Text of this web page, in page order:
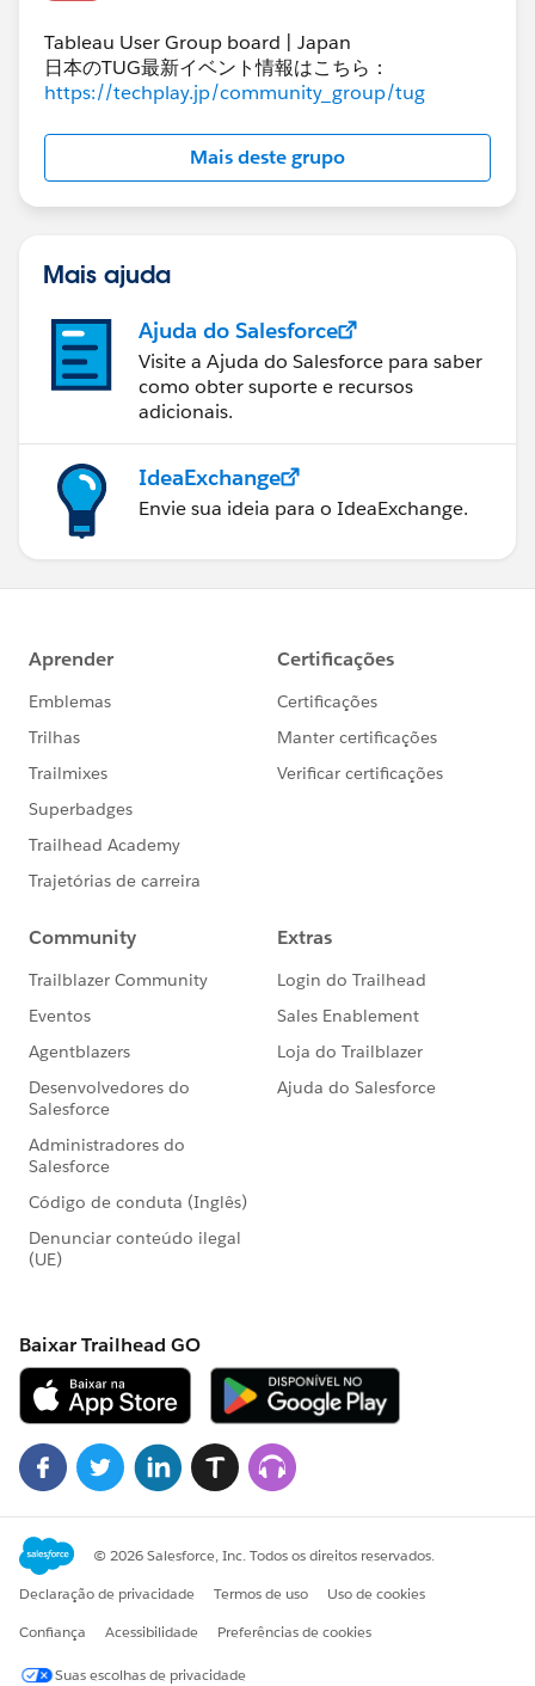
Tableau User Group board | Japan
日本のTUG最新イベント情報はこちら：
https://techplay.jp/community_group/tug
Mais deste grupo
Mais ajuda
Ajuda do Salesforce
Visite a Ajuda do Salesforce para saber
como obter suporte e recursos
adicionais.
IdeaExchange
Envie sua ideia para o IdeaExchange.